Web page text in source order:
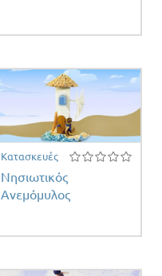
Κατασκευές
Νησιωτικός
Ανεμόμυλος